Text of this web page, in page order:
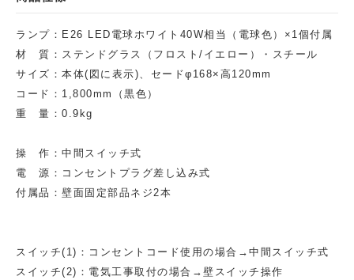
ランプ：E26 LED電球ホワイト40W相当（電球色）×1個付属
材 質：ステンドグラス（フロスト/イエロー）・スチール
サイズ：本体(図に表示)、セードφ168×高120mm
コード：1,800mm（黒色）
重 量：0.9kg
操 作：中間スイッチ式
電 源：コンセントプラグ差し込み式
付属品：壁面固定部品ネジ2本
スイッチ(1)：コンセントコード使用の場合→中間スイッチ式
スイッチ(2)：電気工事取付の場合→壁スイッチ操作